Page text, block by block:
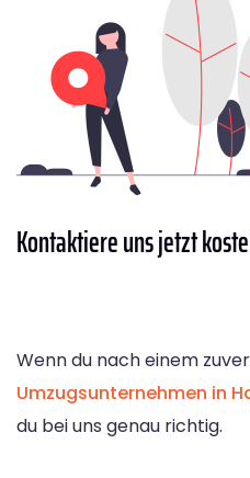
Kontaktiereuns jetzt
Wenn du nach einem
Umzugsunternehmen in
du bei uns genau richtig.